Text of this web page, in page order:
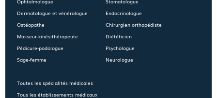
Dermatologue et vénérologue
Ostéopathe
Masseur-kinésithérapeute
Pédicure-podologue
Sage-femme
Toutes les spécialités médicales
Tous les établissements médicaux
Endocrinologue
Chirurgien orthopédiste
Diététicien
Psychologue
Neurologue